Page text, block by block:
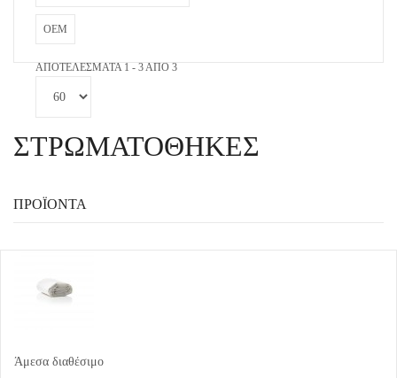
OEM
ΑΠΟΤΕΛΈΣΜΑΤΑ 1 - 3 ΑΠΌ 3
ΣΤΡΩΜΑΤΟΘΗΚΕΣ
ΠΡΟΪΌΝΤΑ
Άμεσα διαθέσιμο